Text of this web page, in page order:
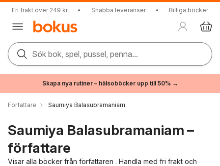
Fri frakt över 249 kr • Snabba leveranser • Billiga böcker
Sök bok, spel, pussel, penna...
Skapa nya rutiner – hälsoböcker upp till 50% →
Författare Saumiya Balasubramaniam
Saumiya Balasubramaniam –
författare
Visar alla böcker från författaren . Handla med fri frakt och